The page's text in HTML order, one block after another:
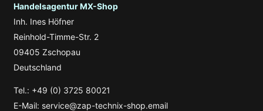
Handelsagentur MX-Shop
Inh. Ines Höfner
Reinhold-Timme-Str. 2
09405 Zschopau
Deutschland
Tel.: +49 (0) 3725 80021
E-Mail: service@zap-technix-shop.email